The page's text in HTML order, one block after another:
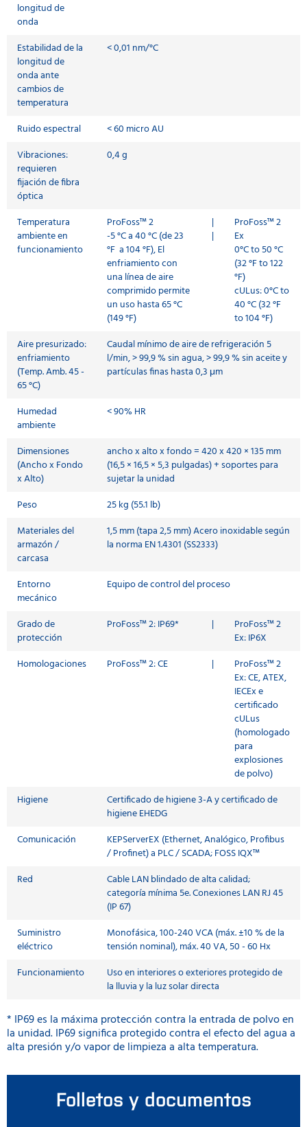
longitud de
onda
Estabilidad de la
longitud de
onda ante
cambios de
temperatura
< 0,01 nm/°C
Ruido espectral
< 60 micro AU
Vibraciones:
requieren
fijación de fibra
óptica
0,4 g
Temperatura
ambiente en
funcionamiento
ProFoss™ 2
-5 °C a 40 °C (de 23
°F a 104 °F), El
enfriamiento con
una línea de aire
comprimido permite
un uso hasta 65 °C
(149 °F)
|
|
ProFoss™ 2
Ex
0°C to 50 °C
(32 °F to 122
°F)
cULus: 0°C to
40 °C (32 °F
to 104 °F)
Aire presurizado:
enfriamiento
(Temp. Amb. 45 -
65 °C)
Caudal mínimo de aire de refrigeración 5
l/min, > 99,9 % sin agua, > 99,9 % sin aceite y
partículas finas hasta 0,3 μm
Humedad
ambiente
< 90% HR
Dimensiones
(Ancho x Fondo
x Alto)
ancho x alto x fondo = 420 x 420 × 135 mm
(16,5 × 16,5 × 5,3 pulgadas) + soportes para
sujetar la unidad
Peso
25 kg (55.1 lb)
Materiales del
armazón /
carcasa
1,5 mm (tapa 2,5 mm) Acero inoxidable según
la norma EN 1.4301 (SS2333)
Entorno
mecánico
Equipo de control del proceso
Grado de
protección
ProFoss™ 2: IP69* |
ProFoss™ 2
Ex: IP6X
Homologaciones
ProFoss™ 2: CE |
ProFoss™ 2
Ex: CE, ATEX,
IECEx e
certificado
cULus
(homologado
para
explosiones
de polvo)
Higiene
Certificado de higiene 3-A y certificado de
higiene EHEDG
Comunicación
KEPServerEX (Ethernet, Analógico, Profibus
/ Profinet) a PLC / SCADA; FOSS IQX™
Red
Cable LAN blindado de alta calidad;
categoría mínima 5e. Conexiones LAN RJ 45
(IP 67)
Suministro
eléctrico
Monofásica, 100-240 VCA (máx. ±10 % de la
tensión nominal), máx. 40 VA, 50 - 60 Hx
Funcionamiento
Uso en interiores o exteriores protegido de
la lluvia y la luz solar directa
* IP69 es la máxima protección contra la entrada de polvo en
la unidad. IP69 significa protegido contra el efecto del agua a
alta presión y/o vapor de limpieza a alta temperatura.
Folletos y documentos